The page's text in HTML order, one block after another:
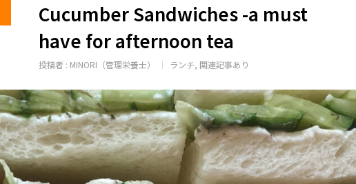
Cucumber Sandwiches -a must
have for afternoon tea
投稿者 : MINORI（管理栄養士） ランチ 関連記事あり